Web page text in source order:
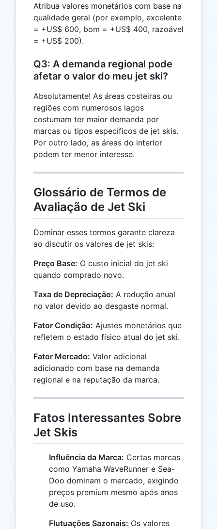
Atribua valores monetários com base na
qualidade geral (por exemplo, excelente
= +US$ 600, bom = +US$ 400, razoável
= +US$ 200).
Q3: A demanda regional pode
afetar o valor do meu jet ski?
Absolutamente! As áreas costeiras ou
regiões com numerosos lagos
costumam ter maior demanda por
marcas ou tipos específicos de jet skis.
Por outro lado, as áreas do interior
podem ter menor interesse.
Glossário de Termos de
Avaliação de Jet Ski
Dominar esses termos garante clareza
ao discutir os valores de jet skis:
Preço Base: O custo inicial do jet ski
quando comprado novo.
Taxa de Depreciação: A redução anual
no valor devido ao desgaste normal.
Fator Condição: Ajustes monetários que
refletem o estado físico atual do jet ski.
Fator Mercado: Valor adicional
adicionado com base na demanda
regional e na reputação da marca.
Fatos Interessantes Sobre
Jet Skis
Influência da Marca: Certas marcas
como Yamaha WaveRunner e Sea-
Doo dominam o mercado, exigindo
preços premium mesmo após anos
de uso.
Flutuações Sazonais: Os valores